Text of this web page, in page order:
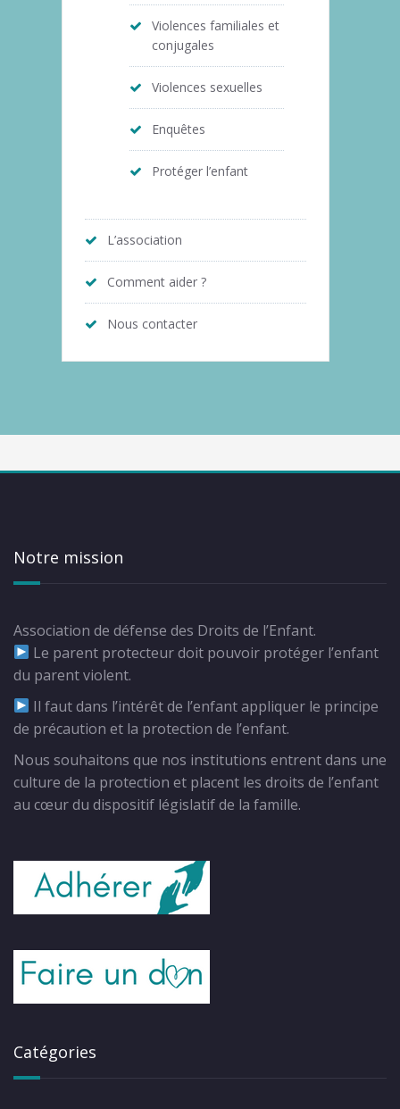
Violences familiales et
conjugales
Violences sexuelles
Enquêtes
Protéger l’enfant
L’association
Comment aider ?
Nous contacter
Notre mission
Association de défense des Droits de l’Enfant.
Le parent protecteur doit pouvoir protéger l’enfant
du parent violent.
Il faut dans l’intérêt de l’enfant appliquer le principe
de précaution et la protection de l’enfant.
Nous souhaitons que nos institutions entrent dans une
culture de la protection et placent les droits de l’enfant
au cœur du dispositif législatif de la famille.
Catégories